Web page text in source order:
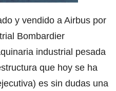
y vendido a Airbus por
Bombardier
industrial pesada
que hoy se ha
es sin dudas una